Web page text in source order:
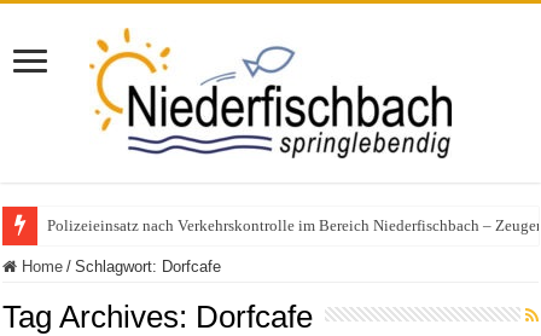
Polizeieinsatz nach Verkehrskontrolle im Bereich Niederfischbach –
Home / Schlagwort: Dorfcafe
Tag Archives: Dorfcafe